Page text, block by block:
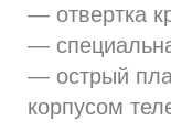
— отвертка
—
— острый
корпусом